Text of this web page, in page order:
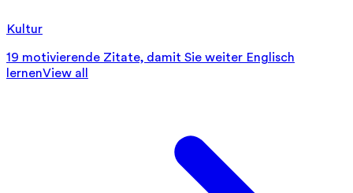
Kultur
19 motivierende Zitate, damit Sie weiter Englisch
lernenView all